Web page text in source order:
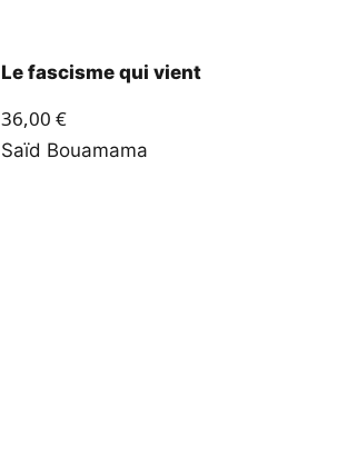
Le fascisme qui vient
36,00 €
Saïd Bouamama